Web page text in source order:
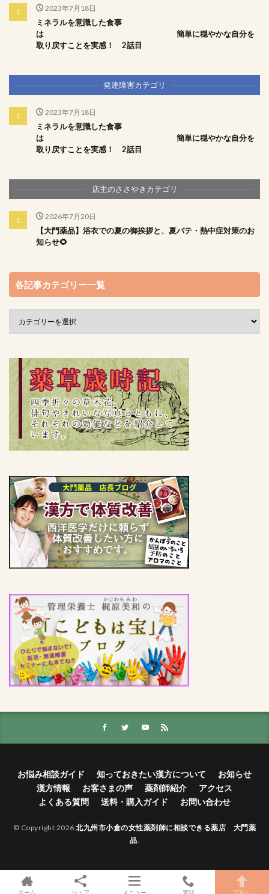
2023年7月18日
ミネラルを意識した食事
は 簡単に穏やかな自分を
取り戻すことを実感！ 2話目
発達障害カテゴリ
2023年7月18日
ミネラルを意識した食事
は 簡単に穏やかな自分を
取り戻すことを実感！ 2話目
店主のささやきカテゴリ
2026年7月20日
【大門薬品】浴衣での夏の御挨拶と、夏バテ・熱中症対策のお
知らせ🌻
各記事カテゴリー一覧
お悩み相談ガイド 知っておきたい漢方について
お知らせ
漢方情報
お客さまの声 薬剤師紹介
アクセス
よくある質問
送料・購入ガイド お問い合わせ
© Copyright 2026北九州市小倉の女性薬剤師に相談できる薬店 大門薬
品.
ホーム シェア メニュー 電話 TOPへ